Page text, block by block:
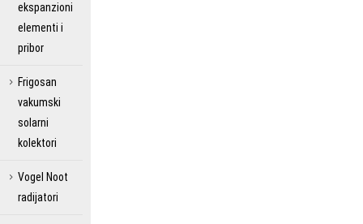
ekspanzioni
elementi i
pribor
Frigosan
vakumski
solarni
kolektori
Vogel Noot
radijatori